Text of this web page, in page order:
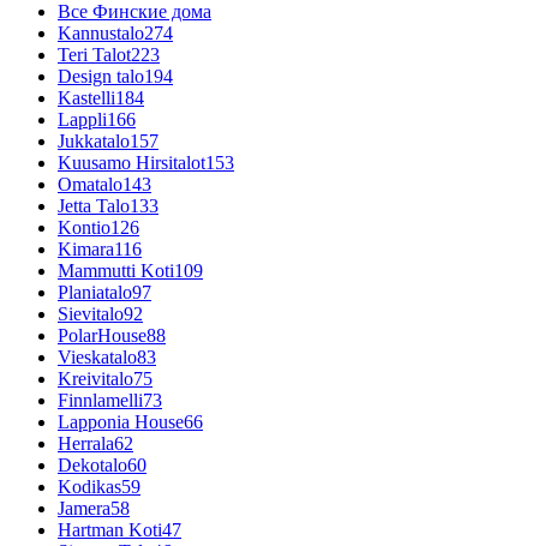
Все Финские дома
Kannustalo274
Teri Talot223
Design talo194
Kastelli184
Lappli166
Jukkatalo157
Kuusamo Hirsitalot153
Omatalo143
Jetta Talo133
Kontio126
Kimara116
Mammutti Koti109
Planiatalo97
Sievitalo92
PolarHouse88
Vieskatalo83
Kreivitalo75
Finnlamelli73
Lapponia House66
Herrala62
Dekotalo60
Kodikas59
Jamera58
Hartman Koti47